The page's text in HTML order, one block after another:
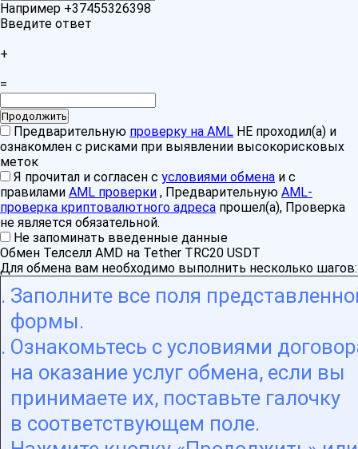
Например +37455326398
Введите ответ
+
=
Предварительную проверку на AML НЕ проходил(а) и
ознакомлен с рисками при выявлении высокорисковых
меток
Я прочитал и согласен с условиями обмена и с
правилами AML проверки , Предварительную AML-
проверка криптовалютного адреса прошел(а), Проверка
не является обязательной.
Не запоминать введенные данные
Обмен Телселл AMD на Tether TRC20 USDT
Для обмена вам необходимо выполнить несколько шагов:
Заполните все поля
формы.
Ознакомьтесь с условиями
на оказание услуг обмена, если вы
принимаете их, поставьте галочку
в соответствующем поле.